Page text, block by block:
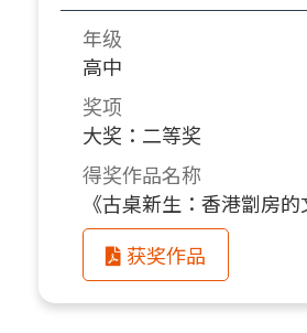
年级
高中
奖项
大奖：二等奖
得奖作品名称
《古桌新生：香港劏房的
获奖作品